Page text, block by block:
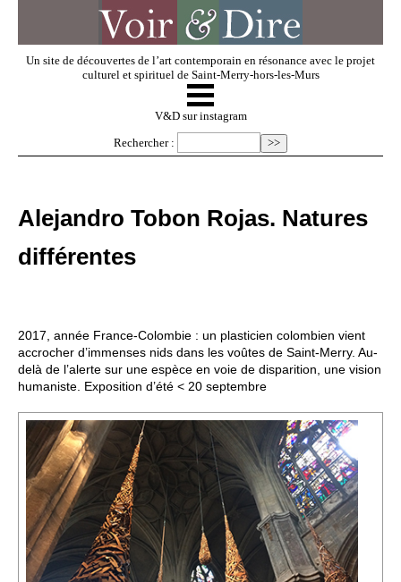
Un site de découvertes de l’art contemporain en résonance avec le projet
culturel et spirituel de Saint-Merry-hors-les-Murs
V & D
Exposer
Dossiers
Événements
Sacré
Cousinages
☰
V&D sur instagram
Rechercher :
Alejandro Tobon Rojas. Natures
différentes
2017, année France-Colombie : un plasticien colombien vient
accrocher d’immenses nids dans les voûtes de Saint-Merry. Au-
delà de l’alerte sur une espèce en voie de disparition, une vision
humaniste. Exposition d’été < 20 septembre